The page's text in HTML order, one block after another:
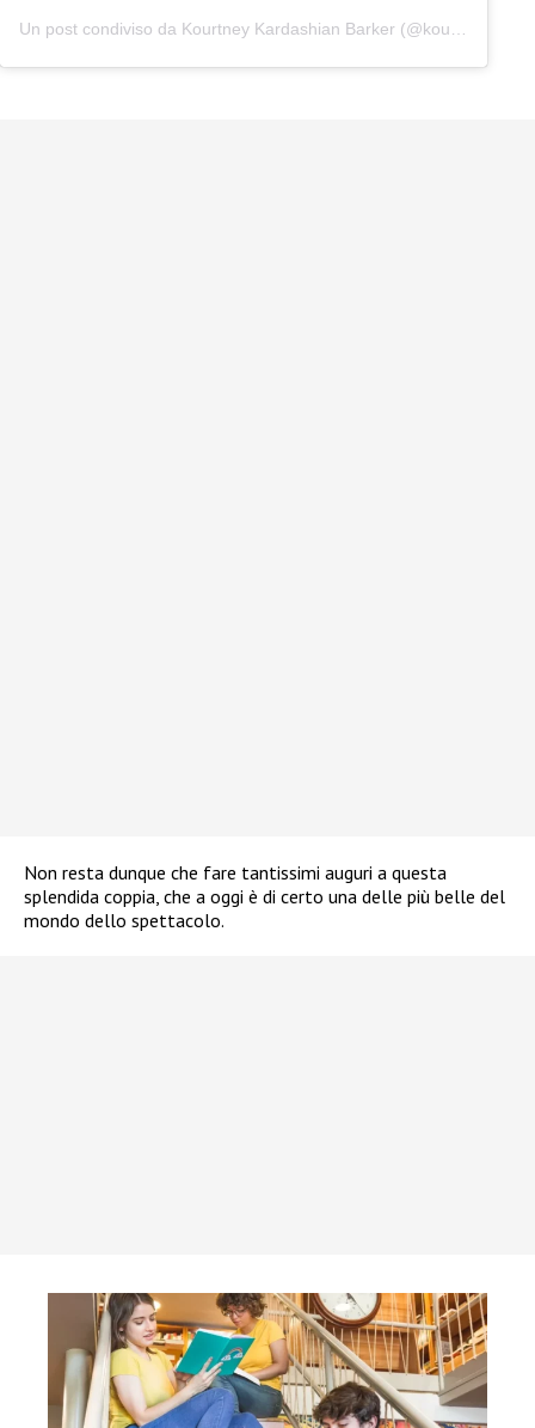
Non resta dunque che fare tantissimi auguri a questa
splendida coppia, che a oggi è di certo una delle più belle del
mondo dello spettacolo.